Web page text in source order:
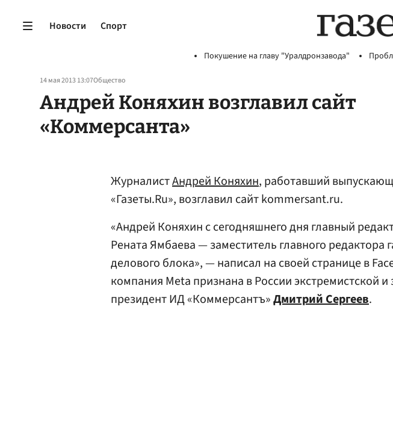
Новости Спорт
Покушение на главу "Уралдронзавода"
14 мая 2013 13:07Общество
Андрей Коняхин возглавил сайт
«Коммерсанта»
ЖурналистАндрей Коняхин, работавший
«Газеты.Ru», возглавил сайт kommersant.ru.
«Андрей Коняхин с сегодняшнего дня главный
Рената Ямбаева — заместитель главного редактора
делового блока», — написал на своей странице в
компания Meta признана в России экстремистской
президент ИД «Коммерсантъ»Дмитрий Сергеев.